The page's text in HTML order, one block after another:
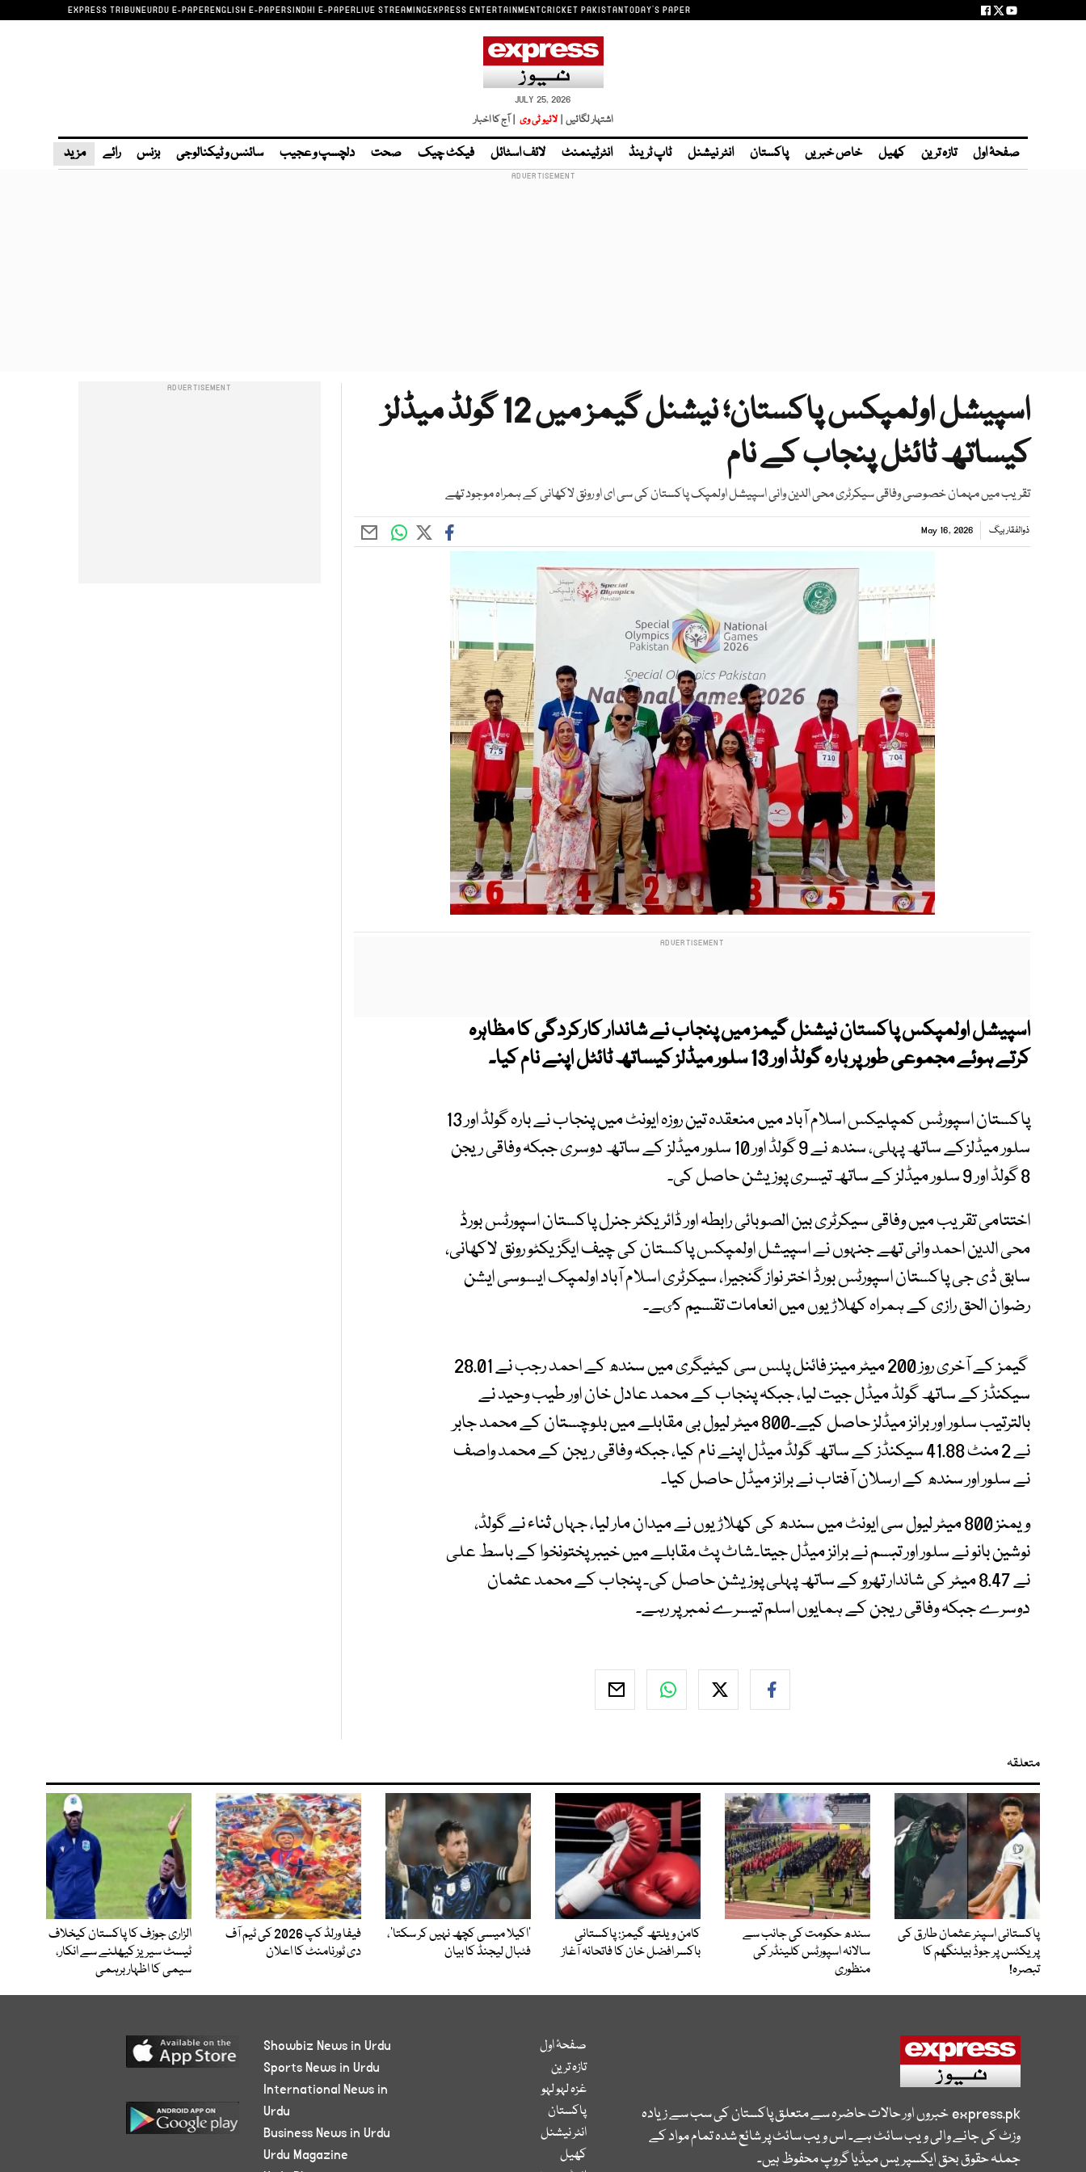
EXPRESS TRIBUNEURDU E-PAPERENGLISH E-PAPERSINDHI E-PAPERLIVE STREAMINGEXPRESS ENTERTAINMENTCRICKET PAKISTANTODAY'S PAPER
JULY 25, 2026
اشتہار لگائیں | لائیو ٹی وی | آج کا اخبار
صفحۂ اول تازہ ترین کھیل خاص خبریں پاکستان انٹر نیشنل ٹاپ ٹرینڈ انٹرٹینمنٹ لائف اسٹائل فیکٹ چیک صحت دلچسپ و عجیب سائنس و ٹیکنالوجی بزنس رائے مزید
اسپیشل اولمپکس پاکستان؛ نیشنل گیمز میں 12 گولڈ میڈلز
کیساتھ ٹائٹل پنجاب کے نام
تقریب میں مہمان خصوصی وفاقی سیکرٹری محی الدین وانی اسپیشل اولمپک پاکستان کی سی ای او رونق لاکھانی کے ہمراہ موجود تھے
ذوالفقار بیگ May 16, 2026
اسپیشل اولمپکس پاکستان نیشنل گیمز میں پنجاب نے شاندار کارکردگی کا مظاہرہ
کرتے ہوئے مجموعی طور پر بارہ گولڈ اور 13 سلور میڈلز کیساتھ ٹائٹل اپنے نام کیا۔
پاکستان اسپورٹس کمپلیکس اسلام آباد میں منعقدہ تین روزہ ایونٹ میں پنجاب نے بارہ گولڈ اور 13
سلور میڈلزکے ساتھ پہلی، سندھ نے 9 گولڈ اور 10 سلور میڈلز کے ساتھ دوسری جبکہ وفاقی ریجن
8 گولڈ اور 9 سلور میڈلز کے ساتھ تیسری پوزیشن حاصل کی۔
اختتامی تقریب میں وفاقی سیکرٹری بین الصوبائی رابطہ اور ڈائریکٹر جنرل پاکستان اسپورٹس بورڈ
محی الدین احمد وانی تھے جنہوں نے اسپیشل اولمپکس پاکستان کی چیف ایگزیکٹو رونق لاکھانی،
سابق ڈی جی پاکستان اسپورٹس بورڈ اختر نواز گنجیرا، سیکرٹری اسلام آباد اولمپک ایسوسی ایشن
رضوان الحق رازی کے ہمراہ کھلاڑیوں میں انعامات تقسیم کٸے۔
گیمز کے آخری روز 200 میٹر مینز فائنل پلس سی کیٹیگری میں سندھ کے احمد رجب نے 28.01
سیکنڈز کے ساتھ گولڈ میڈل جیت لیا، جبکہ پنجاب کے محمد عادل خان اور طیب وحید نے
بالترتیب سلور اور برانز میڈلز حاصل کیے۔800 میٹر لیول بی مقابلے میں بلوچستان کے محمد جابر
نے 2 منٹ 41.88 سیکنڈز کے ساتھ گولڈ میڈل اپنے نام کیا، جبکہ وفاقی ریجن کے محمد واصف
نے سلور اور سندھ کے ارسلان آفتاب نے برانز میڈل حاصل کیا۔
ویمنز 800 میٹر لیول سی ایونٹ میں سندھ کی کھلاڑیوں نے میدان مار لیا، جہاں ثناء نے گولڈ،
نوشین بانو نے سلور اور تبسم نے برانز میڈل جیتا۔شاٹ پٹ مقابلے میں خیبرپختونخوا کے باسط علی
نے 8.47 میٹر کی شاندار تھرو کے ساتھ پہلی پوزیشن حاصل کی۔ پنجاب کے محمد عثمان
دوسرے جبکہ وفاقی ریجن کے ہمایوں اسلم تیسرے نمبر پر رہے۔
متعلقہ
پاکستانی اسپنر عثمان طارق کی
پریکٹس پر جوڈ بیلنگھم کا
تبصرہ!
سندھ حکومت کی جانب سے
سالانہ اسپورٹس کلینڈر کی
منظوری
کامن ویلتھ گیمز: پاکستانی
باکسر افضل خان کا فاتحانہ آغاز
’اکیلا میسی کچھ نہیں کر سکتا‘،
فٹبال لیجنڈ کا بیان
فیفا ورلڈ کپ 2026 کی ٹیم آف
دی ٹورنامنٹ کا اعلان
الزاری جوزف کا پاکستان کیخلاف
ٹیسٹ سیریز کیھلنے سے انکار،
سیمی کا اظہار برہمی
express.pkخبروں اور حالات حاضرہ سے متعلق پاکستان کی سب سے زیادہ
وزٹ کی جانے والی ویب سائٹ ہے۔ اس ویب سائٹ پر شائع شدہ تمام مواد کے
جملہ حقوق بحق ایکسپریس میڈیا گروپ محفوظ ہیں۔
صفحۂ اول
تازہ ترین
غزہ لہو لہو
پاکستان
انٹر نیشنل
کھیل
Showbiz News in Urdu
Sports News in Urdu
International News in
Urdu
Business News in Urdu
Urdu Magazine